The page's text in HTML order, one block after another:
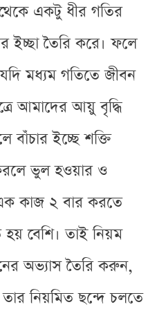
একটু ধীর গতির
ইচ্ছা তৈরি করে। ফলে
মধ্যম গতিতে জীবন
আমাদের আয়ু বৃদ্ধি
বাঁচার ইচ্ছে শক্তি
ভুল হওয়ার ও
কাজ ২ বার করতে
বেশি। তাই নিয়ম
অভ্যাস তৈরি করুন,
নিয়মিত ছন্দে চলতে